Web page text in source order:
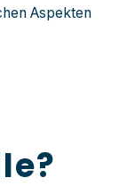
Aspekten